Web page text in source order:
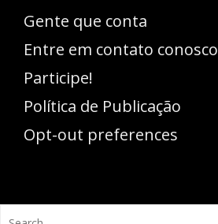
Gente que conta
Entre em contato conosco
Participe!
Política de Publicação
Opt-out preferences